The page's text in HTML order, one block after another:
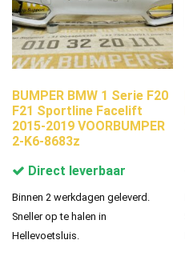
BUMPER BMW 1 Serie F20
F21 Sportline Facelift
2015-2019 VOORBUMPER
2-K6-8683z
Direct leverbaar
Binnen 2 werkdagen geleverd.
Sneller op te halen in
Hellevoetsluis.